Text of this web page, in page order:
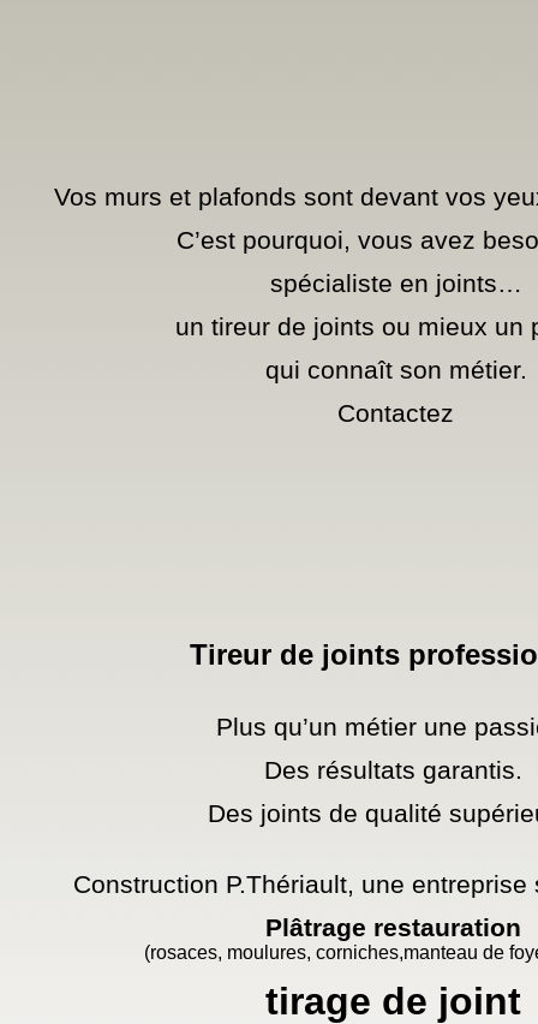
Vos murs et plafonds sont devant vos
C’est pourquoi, vous avez
spécialiste en joints…
un tireur de joints ou mieux un
qui connaît son métier.
Contactez
Tireur de joints
Plus qu’un métier une
Des résultats garantis.
Des joints de qualité
Construction P.Thériault, une
Plâtrage restauration
(rosaces, moulures, corniches,manteau de
tirage de joint